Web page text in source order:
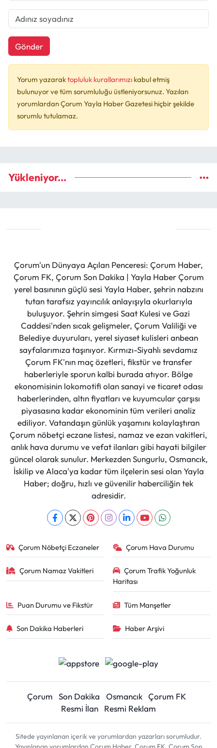
Gönder
Yorum yazaraktopluluk kurallarımızı kabul etmiş
bulunuyor ve tüm sorumluluğu üstleniyorsunuz. Yazılan
yorumlardan Çorum Yayla Haber Gazetesi hiçbir şekilde
sorumlu tutulamaz.
Yükleniyor...
Çorum'un Dünyaya Açılan Penceresi: Çorum Haber,
Çorum FK, Çorum Son Dakika | Yayla Haber Çorum
yerel basınının güçlü sesi Yayla Haber, şehrin nabzını
tutan tarafsız yayıncılık anlayışıyla okurlarıyla
buluşuyor. Şehrin simgesi Saat Kulesi ve Gazi
Caddesi'nden sıcak gelişmeler, Çorum Valiliği ve
Belediye duyuruları, yerel siyaset kulisleri anbean
sayfalarımıza taşınıyor. Kırmızı-Siyahlı sevdamız
Çorum FK'nın maç özetleri, fikstür ve transfer
haberleriyle sporun kalbi burada atıyor. Bölge
ekonomisinin lokomotifi olan sanayi ve ticaret odası
haberlerinden, altın fiyatları ve kuyumcular çarşısı
piyasasına kadar ekonominin tüm verileri analiz
ediliyor. Vatandaşın günlük yaşamını kolaylaştıran
Çorum nöbetçi eczane listesi, namaz ve ezan vakitleri,
anlık hava durumu ve vefat ilanları gibi hayati bilgiler
güncel olarak sunulur. Merkezden Sungurlu, Osmancık,
İskilip ve Alaca'ya kadar tüm ilçelerin sesi olan Yayla
Haber; doğru, hızlı ve güvenilir haberciliğin tek
adresidir.
Çorum Nöbetçi Eczaneler Çorum Hava Durumu
Çorum Namaz Vakitleri
Çorum Trafik Yoğunluk
Haritası
Puan Durumu ve Fikstür Tüm Manşetler
Son Dakika Haberleri Haber Arşivi
Çorum Son Dakika Osmancık Çorum FK
Resmi İlan
Resmi Reklam
Sitede yayınlanan içerik ve yorumlardan yazarları sorumludur.